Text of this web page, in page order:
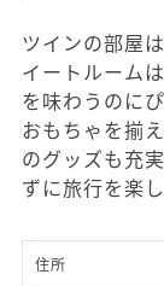
ツインの部屋
イートルーム
を味わうのに
おもちゃを揃
のグッズも充
ずに旅行を楽
住所